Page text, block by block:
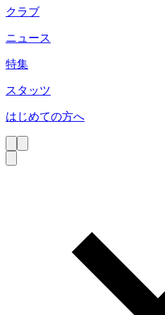
クラブ
ニュース
特集
スタッツ
はじめての方へ